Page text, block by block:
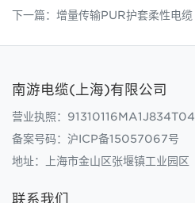
下一篇： 增量传输PUR护套柔性电缆
南游电缆(上海)有限公司
营业执照：91310116MA1J834T04
备案号码： 沪ICP备15057067号
地址：上海市金山区张堰镇工业园区
联系我们